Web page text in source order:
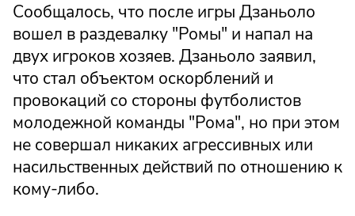
Сообщалось, что после игры Дзаньоло
вошел в раздевалку "Ромы" и напал на
двух игроков хозяев. Дзаньоло заявил,
что стал объектом оскорблений и
провокаций со стороны футболистов
молодежной команды "Рома", но при этом
не совершал никаких агрессивных или
насильственных действий по отношению к
кому-либо.